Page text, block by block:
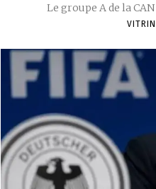
Le groupe A de la